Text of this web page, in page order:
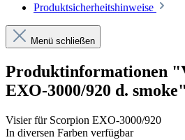
Produktsicherheitshinweise
Menü schließen
Produktinformationen
EXO-3000/920 d. smoke"
Visier für Scorpion EXO-3000/920
In diversen Farben verfügbar